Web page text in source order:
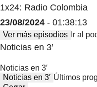
1x24: Radio Colombia
23/08/2024 - 01:38:13
Ver más episodios Ir al
Noticias en 3′
Noticias en 3′
Noticias en 3′ Últimos